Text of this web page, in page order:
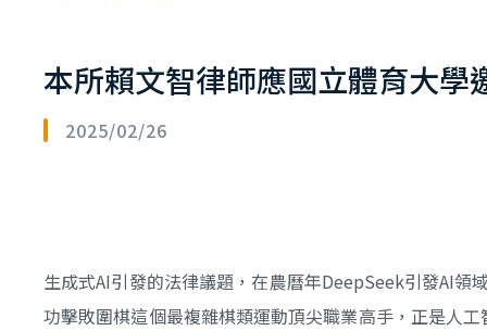
本所賴文智律師應國立體育大
2025/02/26
生成式AI引發的法律議題，在農曆年DeepSeek引發AI
功擊敗圍棋這個最複雜棋類運動頂尖職業高手，正是人